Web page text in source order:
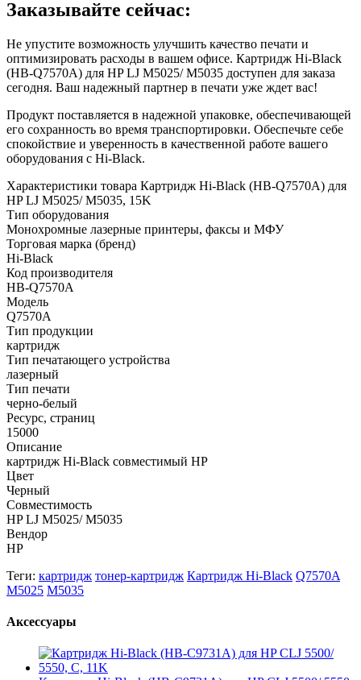
Заказывайте сейчас:
Не упустите возможность улучшить качество печати и
оптимизировать расходы в вашем офисе. Картридж Hi-Black
(HB-Q7570A) для HP LJ M5025/ M5035 доступен для заказа
сегодня. Ваш надежный партнер в печати уже ждет вас!
Продукт поставляется в надежной упаковке, обеспечивающей
его сохранность во время транспортировки. Обеспечьте себе
спокойствие и уверенность в качественной работе вашего
оборудования с Hi-Black.
Характеристики товара Картридж Hi-Black (HB-Q7570A) для
HP LJ M5025/ M5035, 15K
Тип оборудования
Монохромные лазерные принтеры, факсы и МФУ
Торговая марка (бренд)
Hi-Black
Код производителя
HB-Q7570A
Модель
Q7570A
Тип продукции
картридж
Тип печатающего устройства
лазерный
Тип печати
черно-белый
Ресурс, страниц
15000
Описание
картридж Hi-Black совместимый HP
Цвет
Черный
Совместимость
HP LJ M5025/ M5035
Вендор
HP
Теги: картридж тонер-картридж Картридж Hi-Black Q7570A
M5025 M5035
Аксессуары